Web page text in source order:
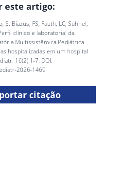
este artigo:
S, Biazus, FS, Fauth, LC, Sühnel,
clínico e laboratorial da
Multissistêmica Pediátrica
hospitalizadas em um hospital
16(2):1-7. DOI:
2026-1469
citação